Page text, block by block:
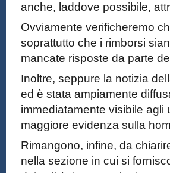
anche, laddove possibile,
Ovviamente verificheremo
soprattutto che i rimborsi
mancate risposte da parte
Inoltre, seppure la notizia
ed è stata ampiamente
immediatamente visibile
maggiore evidenza sulla
Rimangono, infine, da
nella sezione in cui si